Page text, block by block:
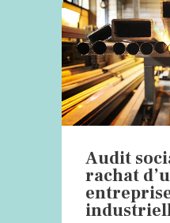
Audit
rachat